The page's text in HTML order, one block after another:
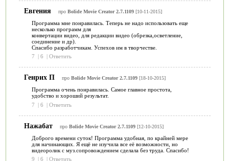
Евгения про Bolide Movie Creator 2.7.1109[10-11-2015]
Программа мне понравилась. Теперь не надо использовать еще
несколько программ для
конвертации видео, для редакции видео (обрезка,осветление,
соединение и др).
Спасибо разработчикам. Успехов им в творчестве.
7
| 6 | Ответить
Генрих П про Bolide Movie Creator 2.7.1109[18-10-2015]
Программа очень понравилась. Самое главное простота,
удобство и хороший результат.
7
| 6 | Ответить
Нажабат про Bolide Movie Creator 2.7.1109[12-10-2015]
Доброго времени суток! Программа удобная, по крайней мере
для начинающих. Я ещё не изучила все её возможности, но
видеоролик с муз.сопровождением сделала без труда. Спасибо!
9
| 6 | Ответить